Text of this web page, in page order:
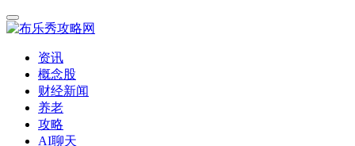
资讯
概念股
财经新闻
养老
攻略
AI聊天